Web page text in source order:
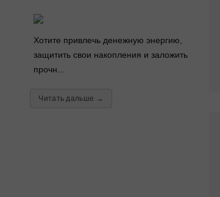
Хотите привлечь денежную энергию,
защитить свои накопления и заложить
прочн...
Читать дальше →